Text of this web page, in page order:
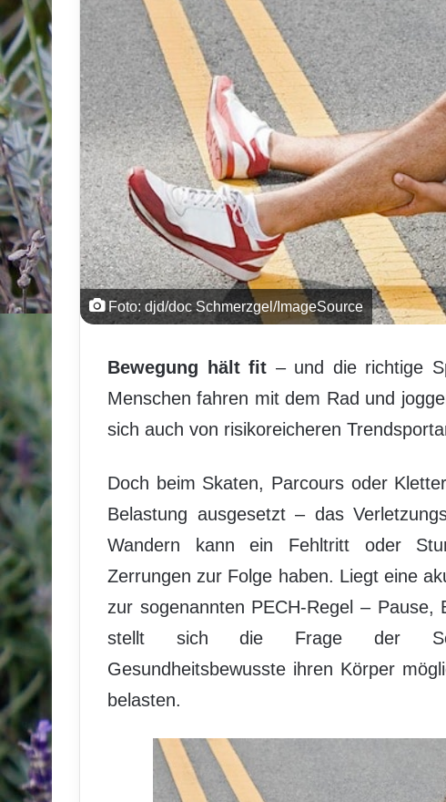
Foto: djd/doc Schmerzgel/ImageSource
Bewegung hält fit – und die richtige
Menschen fahren mit dem Rad und
sich auch von risikoreicheren
Doch beim Skaten, Parcours oder
Belastung ausgesetzt – das
Wandern kann ein Fehltritt oder
Zerrungen zur Folge haben. Liegt eine
zur sogenannten PECH-Regel – Pause,
stellt sich die Frage der
Gesundheitsbewusste ihren Körper
belasten.